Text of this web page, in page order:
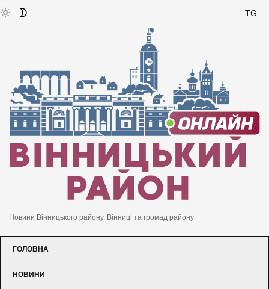
TG
Новини Вінницького району, Вінниці та громад району
ГОЛОВНА
НОВИНИ